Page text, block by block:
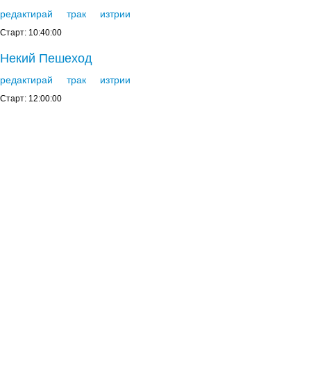
редактирай трак изтрии
Старт: 10:40:00
Некий Пешеход
редактирай трак изтрии
Старт: 12:00:00